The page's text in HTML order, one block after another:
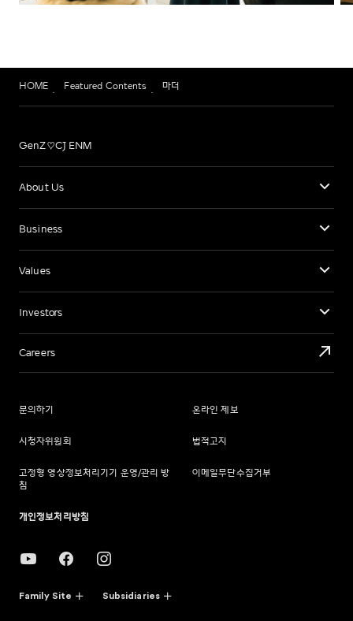
HOME Featured Contents 마더
GenZ♡CJ ENM
About Us
Business
Values
Investors
Careers
문의하기 온라인 제보
시청자위원회 법적고지
고정형 영상정보처리기기 운영/관리 방
침
이메일무단수집거부
개인정보처리방침
Family Site Subsidiaries